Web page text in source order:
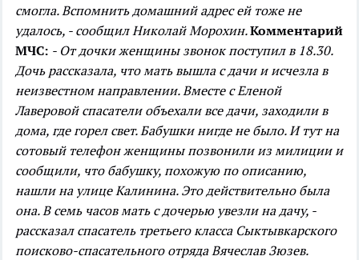
смогла. Вспомнить домашний адрес ей тоже не
удалось, - сообщил Николай Морохин.Комментарий
МЧС: - От дочки женщины звонок поступил в 18.30.
Дочь рассказала, что мать вышла с дачи и исчезла в
неизвестном направлении. Вместе с Еленой
Лаверовой спасатели объехали все дачи, заходили в
дома, где горел свет. Бабушки нигде не было. И тут на
сотовый телефон женщины позвонили из милиции и
сообщили, что бабушку, похожую по описанию,
нашли на улице Калинина. Это действительно была
она. В семь часов мать с дочерью увезли на дачу, -
рассказал спасатель третьего класса Сыктывкарского
поисково-спасательного отряда Вячеслав Зюзев.